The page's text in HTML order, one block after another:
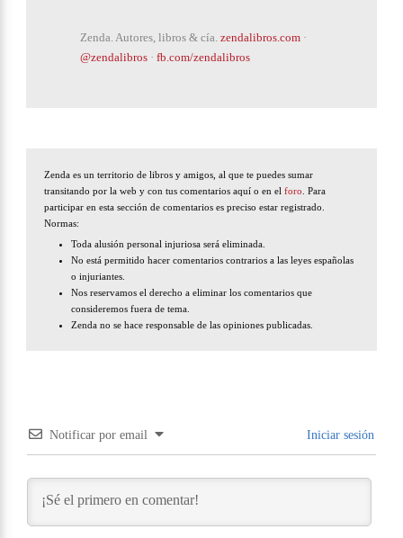
Zenda. Autores, libros & cía. zendalibros.com ·
@zendalibros · fb.com/zendalibros
Zenda es un territorio de libros y amigos, al que te puedes sumar
transitando por la web y con tus comentarios aquí o en el foro . Para
participar en esta sección de comentarios es preciso estar registrado.
Normas:
Toda alusión personal injuriosa será eliminada.
No está permitido hacer comentarios contrarios a las leyes españolas
o injuriantes.
Nos reservamos el derecho a eliminar los comentarios que
consideremos fuera de tema.
Zenda no se hace responsable de las opiniones publicadas.
Notificar por email Iniciar sesión